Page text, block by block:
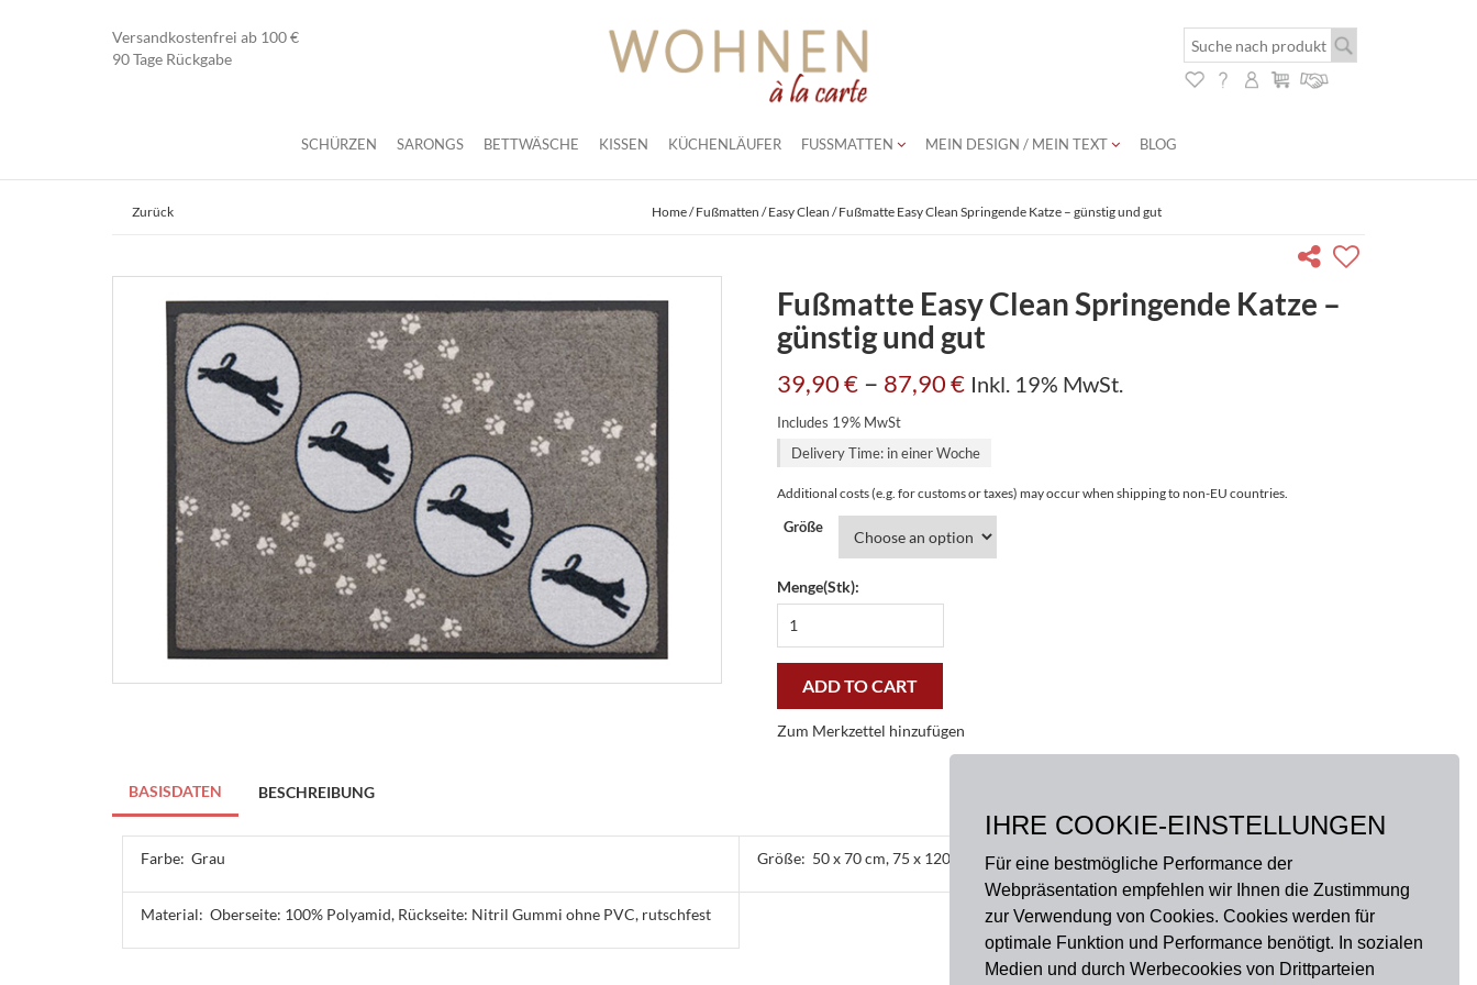
IHRE COOKIE-EINSTELLUNGEN
Für eine bestmögliche Performance der
Webpräsentation empfehlen wir Ihnen die Zustimmung
zur Verwendung von Cookies. Cookies werden für
optimale Funktion und Performance benötigt. In sozialen
Medien und durch Werbecookies von Drittparteien
Versandkostenfrei ab 100 €
90 Tage Rückgabe
SCHÜRZEN SARONGS BETTWÄSCHE KISSEN KÜCHENLÄUFER FUSSMATTEN MEIN DESIGN / MEIN TEXT BLOG
Zurück Home/Fußmatten /Easy Clean / Fußmatte Easy Clean Springende Katze – günstig und gut
Fußmatte Easy Clean Springende Katze –
günstig und gut
39,90€ – 87,90€ Inkl. 19% MwSt.
Includes 19% MwSt
Delivery Time: in einer Woche
Additional costs (e.g. for customs or taxes) may occur when shipping to non-EU countries.
Größe
Menge(Stk):
Easy
Springende
-
ADD TO CART
Zum Merkzettel hinzufügen
BASISDATEN BESCHREIBUNG
Farbe: Grau Größe: 50 x 70 cm, 75 x 120 cm
Material: Oberseite: 100% Polyamid, Rückseite: Nitril Gummi ohne PVC, rutschfest